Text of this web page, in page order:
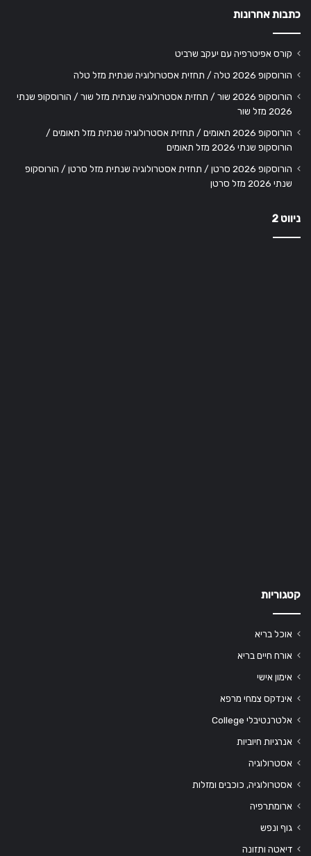
כתבות אחרונות
קורס אפיטרפיה עם יעקב שרביט
הורוסקופ 2026 טלה / תחזית אסטרולוגיה שנתית מזל טלה
הורוסקופ 2026 שור / תחזית אסטרולוגיה שנתית מזל שור / הורוסקופ שנתי
2026 מזל שור
הורוסקופ 2026 תאומים / תחזית אסטרולוגיה שנתית מזל תאומים /
הורוסקופ שנתי 2026 מזל תאומים
הורוסקופ 2026 סרטן / תחזית אסטרולוגיה שנתית מזל סרטן / הורוסקופ
שנתי 2026 מזל סרטן
ניווט 2
קטגוריות
אוכל בריא
אורח חיים בריא
אימון אישי
אינדקס צמחי מרפא
אלטרנטיבלי College
אנרגיות חיוביות
אסטרולוגיה
אסטרולוגיה, כוכבים ומזלות
ארומתרפיה
גוף ונפש
דיאטה ותזונה